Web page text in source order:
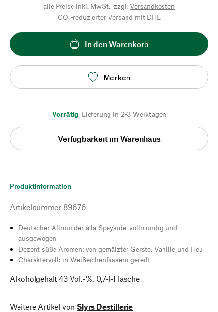
alle Preise inkl. MwSt., zzgl. Versandkosten
CO₂-reduzierter Versand mit DHL
In den Warenkorb
Merken
Vorrätig, Lieferung in 2-3 Werktagen
Verfügbarkeit im Warenhaus
Produktinformation
Artikelnummer 89676
Deutscher Allrounder à la Speyside: vollmundig und
ausgewogen
Dezent süße Aromen: von gemälzter Gerste, Vanille und Heu
Charaktervoll: in Weißeichenfässern gereift
Alkoholgehalt 43 Vol.-%. 0,7-l-Flasche
Weitere Artikel von Slyrs Destillerie